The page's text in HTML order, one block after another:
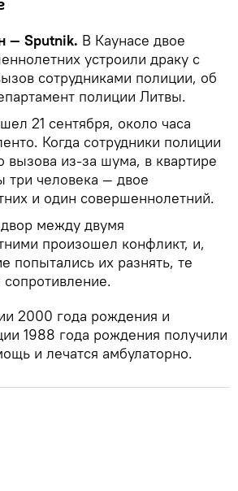
— Sputnik. В Каунасе двое
устроили драку с
сотрудниками полиции, об
полиции Литвы.
21 сентября, около часа
Когда сотрудники полиции
вызова из-за шума, в квартире
человека — двое
и один совершеннолетний.
между двумя
произошел конфликт, и,
попытались их разнять, те
сопротивление.
2000 года рождения и
1988 года рождения получили
и лечатся амбулаторно.